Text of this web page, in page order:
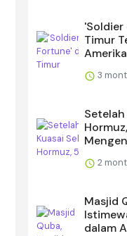
Timur
3
2
Masjid
dalam